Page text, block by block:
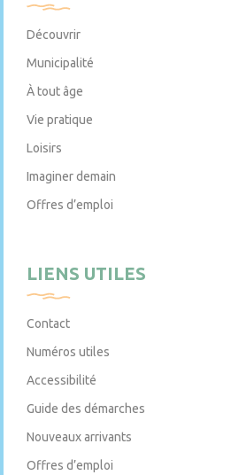
Découvrir
Municipalité
À tout âge
Vie pratique
Loisirs
Imaginer demain
Offres d’emploi
LIENS UTILES
Contact
Numéros utiles
Accessibilité
Guide des démarches
Nouveaux arrivants
Offres d’emploi